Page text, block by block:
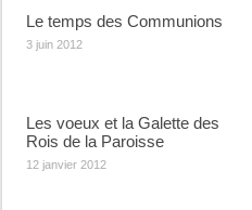
Le temps des Communions
3 juin 2012
Les voeux et la Galette des
Rois de la Paroisse
12 janvier 2012